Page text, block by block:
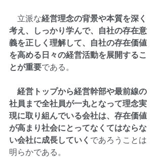
立派な経営理念の背景や本質を深く
考え、しっかり学んで、自社の存在意
義を正しく理解して、自社の存在価値
を高める日々の経営活動を展開するこ
とが重要である。
経営トップから経営幹部や最前線の
社員まで全社員が一丸となって理念実
現に取り組んでいる会社は、存在価値
が高まり社会にとってなくてはならな
い会社に成長していく であろうことは
明らかである。